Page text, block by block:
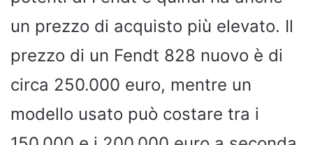
un prezzo di acquisto più elevato. Il
prezzo di un Fendt 828 nuovo è di
circa 250.000 euro, mentre un
modello usato può costare tra i